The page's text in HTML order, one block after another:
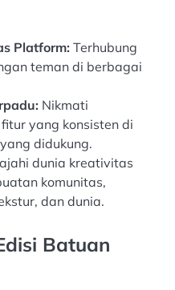
Platform: Terhubung
teman di berbagai
Nikmati
yang konsisten di
didukung.
dunia kreativitas
komunitas,
dan dunia.
Batuan